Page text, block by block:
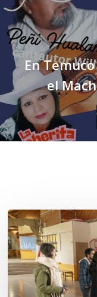
En
el
Toda
el
agua
del